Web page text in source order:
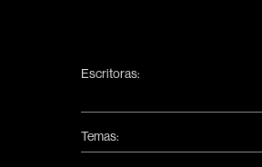
Escritoras:
Temas: